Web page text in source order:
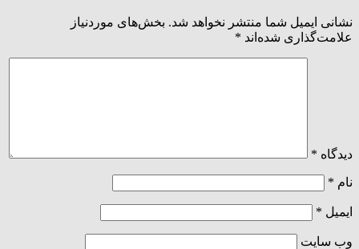
نشانی ایمیل شما منتشر نخواهد شد. بخش‌های موردنیاز
علامت‌گذاری شده‌اند *
دیدگاه *
نام *
ایمیل *
وب‌ سایت